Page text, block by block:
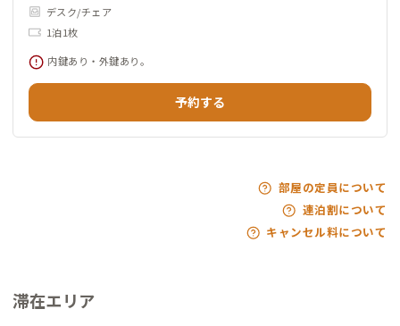
デスク/チェア
1泊1枚
内鍵あり・外鍵あり。
予約する
部屋の定員について
連泊割について
キャンセル料について
滞在エリア